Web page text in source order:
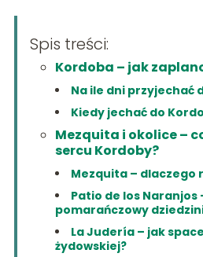
Spis treści:
Kordoba – jak
Na ile dni przyjechać
Kiedy jechać do
Mezquita i okolice –
sercu Kordoby?
Mezquita – dlaczego
Patio de los Naranjos
pomarańczowy
La Judería – jak
żydowskiej?